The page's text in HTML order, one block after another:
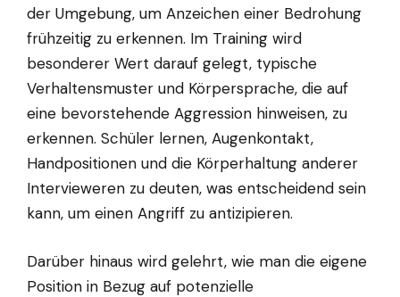
der Umgebung, um Anzeichen einer Bedrohung
frühzeitig zu erkennen. Im Training wird
besonderer Wert darauf gelegt, typische
Verhaltensmuster und Körpersprache, die auf
eine bevorstehende Aggression hinweisen, zu
erkennen. Schüler lernen, Augenkontakt,
Handpositionen und die Körperhaltung anderer
Intervieweren zu deuten, was entscheidend sein
kann, um einen Angriff zu antizipieren.
Darüber hinaus wird gelehrt, wie man die eigene
Position in Bezug auf potenzielle